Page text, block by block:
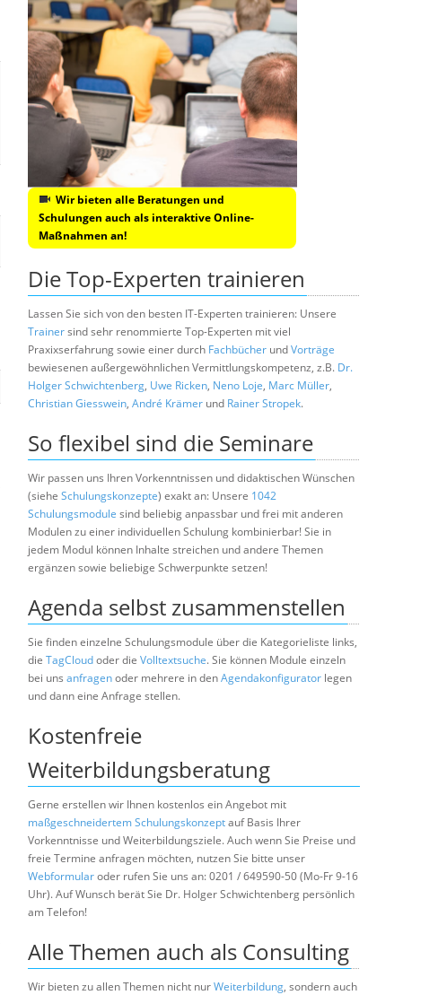
Wir bieten alle Beratungen und
Schulungen auch als interaktive Online-
Maßnahmen an!
Die Top-Experten trainieren
Lassen Sie sich von den besten IT-Experten trainieren: Unsere
Trainersind sehr renommierte Top-Experten mit viel
Praxixserfahrung sowie einer durch Fachbücher undVorträge
bewiesenen außergewöhnlichen Vermittlungskompetenz, z.B. Dr.
Holger Schwichtenberg, Uwe Ricken, Neno Loje, Marc Müller,
Christian Giesswein, André Krämer und Rainer Stropek.
So flexibel sind die Seminare
Wir passen uns Ihren Vorkenntnissen und didaktischen Wünschen
(siehe Schulungskonzepte) exakt an: Unsere 1042
Schulungsmodule sind beliebig anpassbar und frei mit anderen
Modulen zu einer individuellen Schulung kombinierbar! Sie in
jedem Modul können Inhalte streichen und andere Themen
ergänzen sowie beliebige Schwerpunkte setzen!
Agenda selbst zusammenstellen
Sie finden einzelne Schulungsmodule über die Kategorieliste links,
die TagCloudoder die Volltextsuche. Sie können Module einzeln
bei uns anfragenoder mehrere in denAgendakonfigurator legen
und dann eine Anfrage stellen.
Kostenfreie
Weiterbildungsberatung
Gerne erstellen wir Ihnen kostenlos ein Angebot mit
maßgeschneidertem Schulungskonzeptauf Basis Ihrer
Vorkenntnisse und Weiterbildungsziele. Auch wenn Sie Preise und
freie Termine anfragen möchten, nutzen Sie bitte unser
Webformularoder rufen Sie uns an: 0201 / 649590-50 (Mo-Fr 9-16
Uhr). Auf Wunsch berät Sie Dr. Holger Schwichtenberg persönlich
am Telefon!
Alle Themen auch als Consulting
Wir bieten zu allen Themen nicht nurWeiterbildung, sondern auch